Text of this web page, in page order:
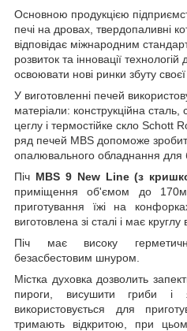
Основною продукцією
печі на дровах, твердопаливні
відповідає міжнародним
розвиток та інновації
освоювати нові ринки збуту своєї
У виготовленні печей
матеріали: конструкційна сталь,
цеглу і термостійке скло
ряд печей MBS допоможе
опалювального обладнання для
Піч MBS 9 New Line (з
приміщення об'ємом до
приготування їжі на
виготовлена зі сталі і має
Піч має високу
безасбестовим шнуром.
Містка духовка дозволить
пироги, висушити гриби
використовується для
тримають відкритою, при